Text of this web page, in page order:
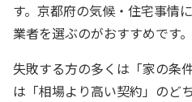
す。京都府の気候・住宅事情
業者を選ぶのがおすすめです。
失敗する方の多くは「家の条
は「相場より高い契約」のど